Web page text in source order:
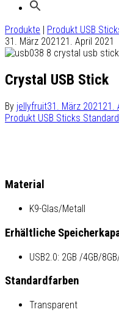
Produkte | Produkt USB
31. März 2021 21. April 2021
Crystal USB Stick
By jellyfruit31. März 2021 21.
Produkt USB Sticks Standard
Material
K9-Glas/Metall
Erhältliche
USB2.0: 2GB /4GB/
Standardfarben
Transparent